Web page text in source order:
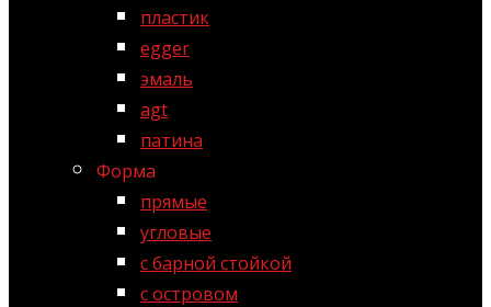
пластик
egger
эмаль
agt
патина
Форма
прямые
угловые
с барной стойкой
с островом